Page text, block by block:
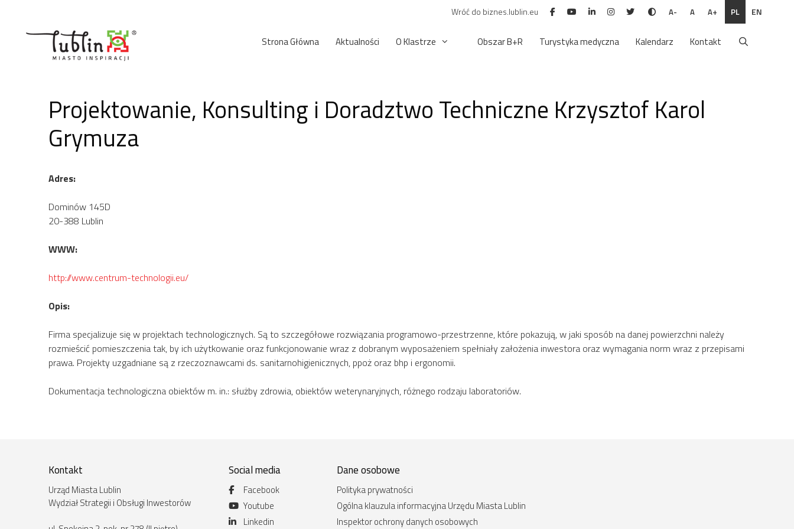
Wróć do biznes.lublin.eu A- A A+ PL EN
Strona Główna Aktualności O Klastrze Obszar B+R Turystyka medyczna Kalendarz Kontakt
Projektowanie, Konsulting i Doradztwo Techniczne Krzysztof Karol
Grymuza
Adres:
Dominów 145D
20-388 Lublin
WWW:
http://www.centrum-technologii.eu/
Opis:
Firma specjalizuje się w projektach technologicznych. Są to szczegółowe rozwiązania programowo-przestrzenne, które pokazują, w jaki sposób na danej powierzchni należy
rozmieścić pomieszczenia tak, by ich użytkowanie oraz funkcjonowanie wraz z dobranym wyposażeniem spełniały założenia inwestora oraz wymagania norm wraz z przepisami
prawa. Projekty uzgadniane są z rzeczoznawcami ds. sanitarnohigienicznych, ppoż oraz bhp i ergonomii.
Dokumentacja technologiczna obiektów m. in.: służby zdrowia, obiektów weterynaryjnych, różnego rodzaju laboratoriów.
Kontakt
Urząd Miasta Lublin
Wydział Strategii i Obsługi Inwestorów
Social media
Facebook
Youtube
Linkedin
Dane osobowe
Polityka prywatności
Ogólna klauzula informacyjna Urzędu Miasta Lublin
Inspektor ochrony danych osobowych